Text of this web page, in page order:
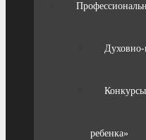
Духовно-
ребенка»